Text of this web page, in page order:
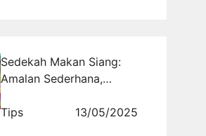
Sedekah Makan Siang:
Amalan Sederhana,
Tips
13/05/2025